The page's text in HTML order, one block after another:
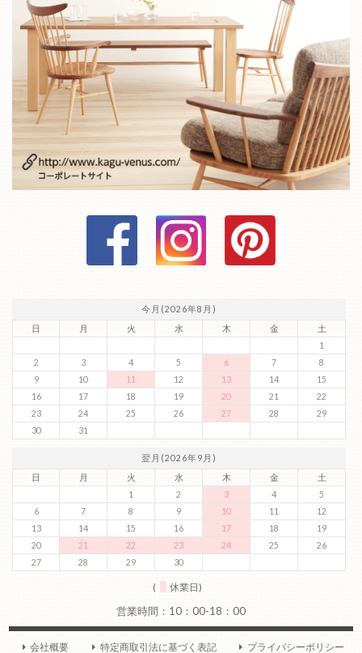
今月(2026年8月)
日
月 火 水 木 金
土
1
2
3 4 5 6 7
8
9
10 11 12 13 14
15
16
17 18 19 20 21
22
23
24 25 26 27 28
29
30
31
翌月(2026年9月)
日
月 火 水 木 金
土
1
2 3 4
5
6
7 8 9 10 11
12
13
14 15 16 17 18
19
20
21 22 23 24 25
26
27
28 29 30
( 休業日)
会社概要 特定商取引法に基づく表記 プライバシーポリシー